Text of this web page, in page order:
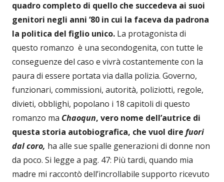
quadro completo di quello che succedeva ai suoi
genitori negli anni ‘80 in cui la faceva da padrona
la politica del figlio unico. La protagonista di
questo romanzo è una secondogenita, con tutte le
conseguenze del caso e vivrà costantemente con la
paura di essere portata via dalla polizia. Governo,
funzionari, commissioni, autorità, poliziotti, regole,
divieti, obblighi, popolano i 18 capitoli di questo
romanzo ma Chaoqun, vero nome dell’autrice di
questa storia autobiografica, che vuol dire fuori
dal coro, ha alle sue spalle generazioni di donne non
da poco. Si legge a pag. 47: Più tardi, quando mia
madre mi raccontò dell’incrollabile supporto ricevuto